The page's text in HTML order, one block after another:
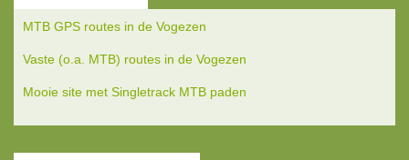
MTB GPS routes in de Vogezen
Vaste (o.a. MTB) routes in de Vogezen
Mooie site met Singletrack MTB paden